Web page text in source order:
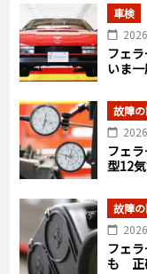
車検
フェ
いま
故障
フェ
型12
故障
フェ
も 正